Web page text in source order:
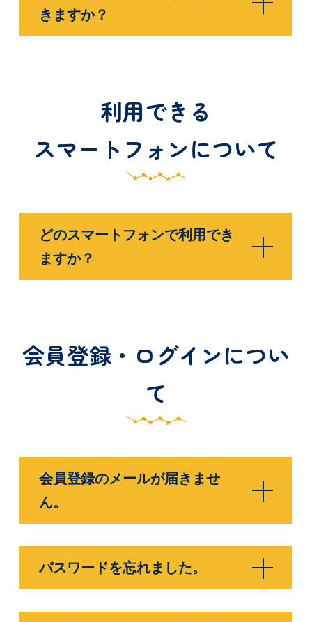
きますか？
利用できる
スマートフォンについて
どのスマートフォンで利用でき
ますか？
会員登録・ログインについ
て
会員登録のメールが届きませ
ん。
パスワードを忘れました。